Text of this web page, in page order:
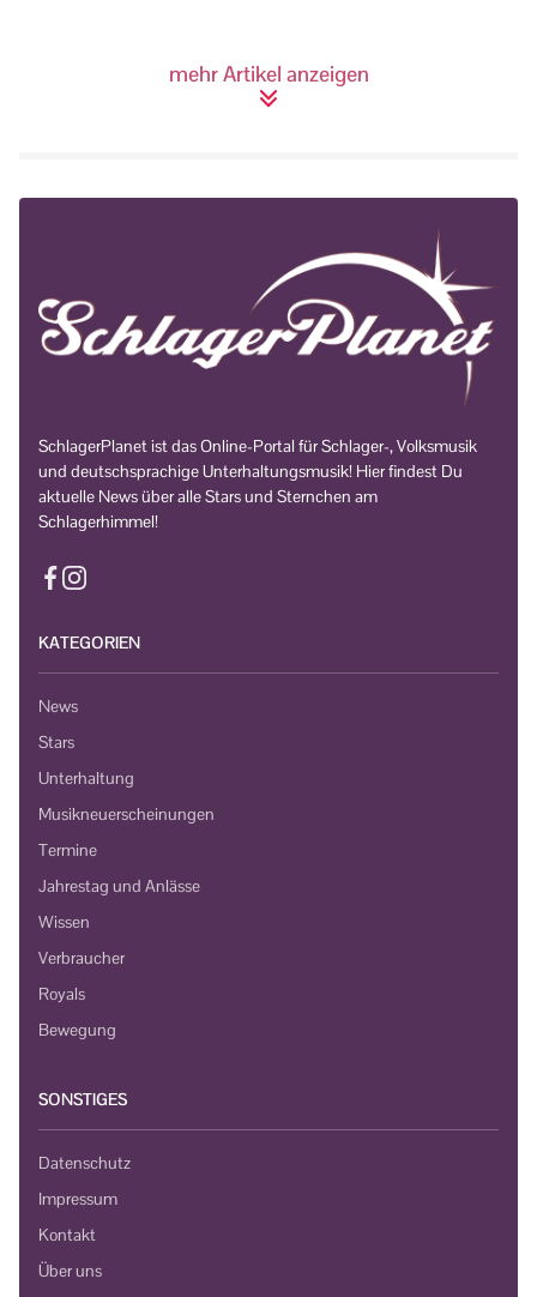
mehr Artikel anzeigen
SchlagerPlanet ist das Online-Portal für Schlager-, Volksmusik
und deutschsprachige Unterhaltungsmusik! Hier findest Du
aktuelle News über alle Stars und Sternchen am
Schlagerhimmel!
KATEGORIEN
News
Stars
Unterhaltung
Musikneuerscheinungen
Termine
Jahrestag und Anlässe
Wissen
Verbraucher
Royals
Bewegung
SONSTIGES
Datenschutz
Impressum
Kontakt
Über uns